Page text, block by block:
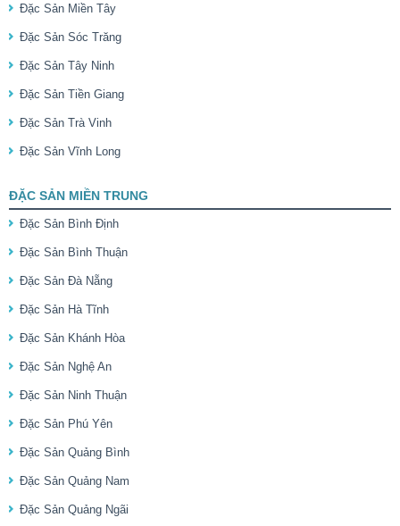
Đặc Sản Miền Tây
Đặc Sản Sóc Trăng
Đặc Sản Tây Ninh
Đặc Sản Tiền Giang
Đặc Sản Trà Vinh
Đặc Sản Vĩnh Long
ĐẶC SẢN MIỀN TRUNG
Đặc Sản Bình Định
Đặc Sản Bình Thuận
Đặc Sản Đà Nẵng
Đặc Sản Hà Tĩnh
Đặc Sản Khánh Hòa
Đặc Sản Nghệ An
Đặc Sản Ninh Thuận
Đặc Sản Phú Yên
Đặc Sản Quảng Bình
Đặc Sản Quảng Nam
Đặc Sản Quảng Ngãi